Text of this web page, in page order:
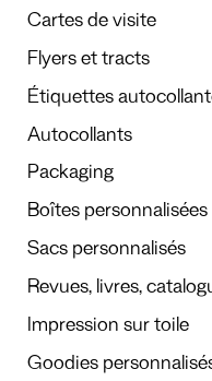
Cartes de visite
Flyers et tracts
Étiquettes
Autocollants
Packaging
Boîtes personnalisées
Sacs personnalisés
Revues, livres,
Impression sur toile
Goodies